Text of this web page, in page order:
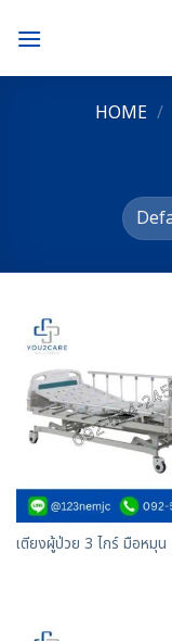
HOME /
เตียงผู้ป่วย 3 ไกร์ มือหมุน